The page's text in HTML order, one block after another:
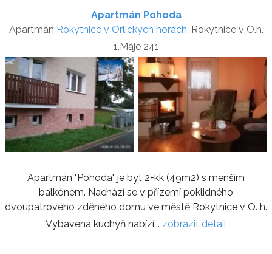
Apartmán Pohoda
Apartmán Rokytnice v Orlických horách, Rokytnice v O.h.
1.Máje 241
Apartmán "Pohoda" je byt 2+kk (49m2) s menším
balkónem. Nachází se v přízemí poklidného
dvoupatrového zděného domu ve městě Rokytnice v O. h.
Vybavená kuchyň nabízí... zobrazit detail